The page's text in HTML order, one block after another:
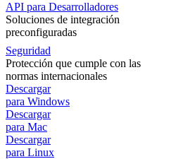
API para Desarrolladores
Soluciones de integración
preconfiguradas
Seguridad
Protección que cumple con las
normas internacionales
Descargar
para Windows
Descargar
para Mac
Descargar
para Linux